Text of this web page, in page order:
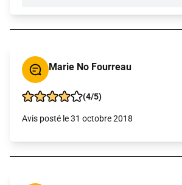
Marie No Fourreau
(4/5)
Avis posté le 31 octobre 2018